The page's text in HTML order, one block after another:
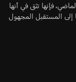
فإنها تثق في أنها
المستقبل المجهول